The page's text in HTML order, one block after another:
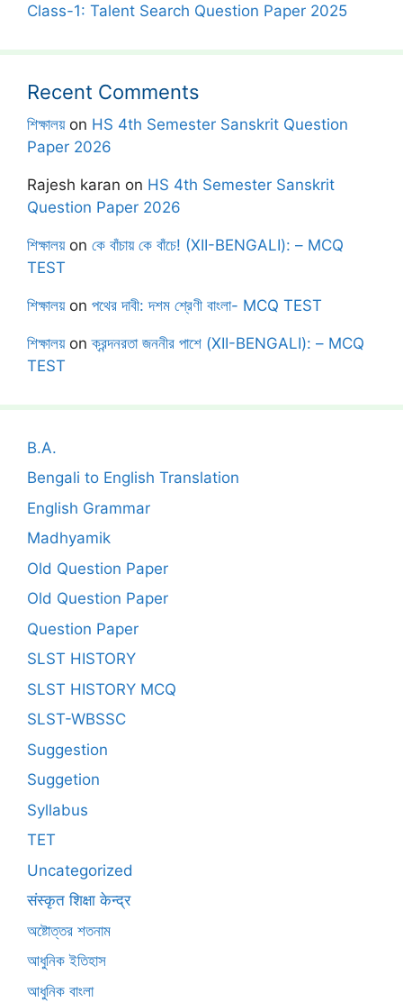
Class-1: Talent Search Question Paper 2025
Recent Comments
শিক্ষালয়on HS 4th Semester Sanskrit Question
Paper 2026
Rajesh karan on HS 4th Semester Sanskrit
Question Paper 2026
শিক্ষালয়on কে বাঁচায় কে বাঁচে! (XII-BENGALI): – MCQ
TEST
শিক্ষালয়on পথের দাবী: দশম শ্রেণী বাংলা- MCQ TEST
শিক্ষালয়onক্রন্দনরতা জননীর পাশে (XII-BENGALI): – MCQ
TEST
B.A.
Bengali to English Translation
English Grammar
Madhyamik
Old Question Paper
Old Question Paper
Question Paper
SLST HISTORY
SLST HISTORY MCQ
SLST-WBSSC
Suggestion
Suggetion
Syllabus
TET
Uncategorized
संस्कृत शिक्षा केन्द्र
অষ্টোত্তর শতনাম
আধুনিক ইতিহাস
আধুনিক বাংলা